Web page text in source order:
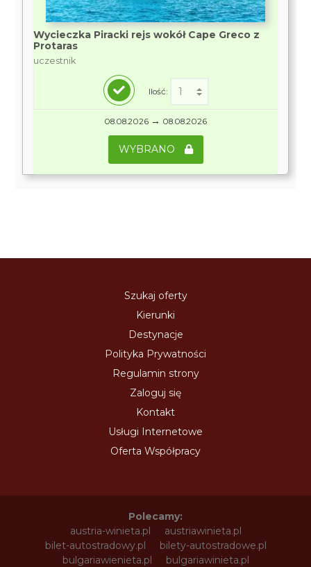
Wycieczka Piracki rejs wokół Cape Greco z
Protaras
uczestnik
Ilość:
08.08.2026 → 08.08.2026
WYBRANO
Szukaj oferty
Kierunki
Destynacje
Polityka Prywatności
Regulamin strony
Zaloguj się
Kontakt
Usługi Internetowe
Oferta Współpracy
Polecamy:
austria-winieta.pl
austriawinieta.pl
bilet-autostradowy.pl
bilety-autostradowe.pl
bulgariawienieta.pl
bulgariawinieta.pl